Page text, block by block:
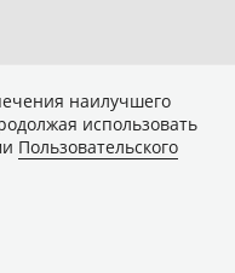
наилучшего
использовать
Пользовательского